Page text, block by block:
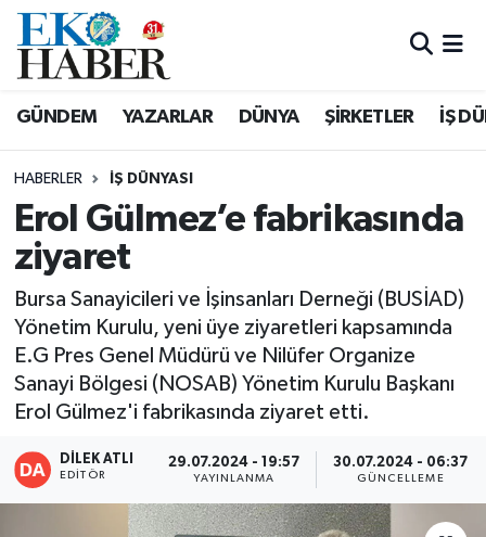
GÜNDEM YAZARLAR DÜNYA ŞİRKETLER İŞ
HABERLER İŞ DÜNYASI
Erol Gülmez’e fabrikasında
ziyaret
Bursa Sanayicileri ve İşinsanları Derneği (BUSİAD)
Yönetim Kurulu, yeni üye ziyaretleri kapsamında
E.G Pres Genel Müdürü ve Nilüfer Organize
Sanayi Bölgesi (NOSAB) Yönetim Kurulu Başkanı
Erol Gülmez'i fabrikasında ziyaret etti.
DİLEK ATLI
EDITÖR
29.07.2024 - 19:57
YAYINLANMA
30.07.2024 - 06:37
GÜNCELLEME
Hava Durumu
Tüm Manşetler
Son Dakika Haberleri
Haber Arşivi